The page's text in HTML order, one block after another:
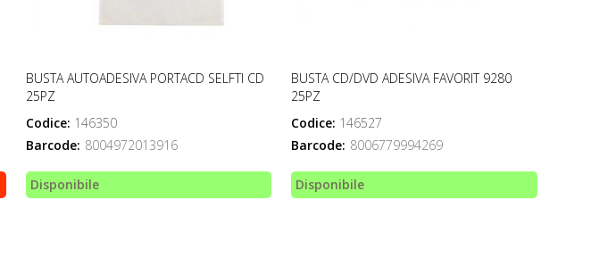
BUSTA AUTOADESIVA PORTACD SELFTI CD
25PZ
Codice: 146350
Barcode: 8004972013916
Disponibile
BUSTA CD/DVD ADESIVA FAVORIT 9280
25PZ
Codice: 146527
Barcode: 8006779994269
Disponibile